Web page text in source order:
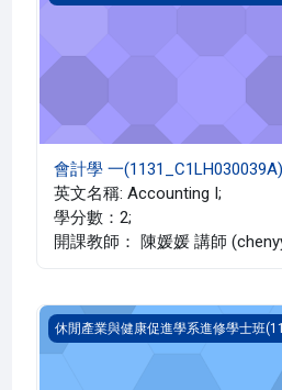
會計學 一(1131_C1LH030039A)
英文名稱: Accounting I;
學分數：2;
開課教師： 陳媛媛 講師
運動處方(1131_C1LH030038A)
休閒產業與健康促進學系進修學士班